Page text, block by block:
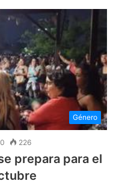
Género
0 226
prepara para el